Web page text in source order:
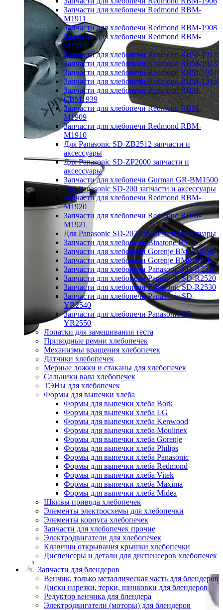
Запчасти для хлебопечи Redmond RBM-
M1911
Запчасти для хлебопечи Redmond RBM-1908
Запчасти для хлебопечи Redmond RBM-
M1919
Запчасти для хлебопечи Redmond RBM-1912
Запчасти для хлебопечи Redmond RBM-1913
Запчасти для хлебопечи Redmond RBM-1914
Запчасти для хлебопечи Redmond RBM-1915
Запчасти для хлебопечи Redmond RBM-
CBM1939
Запчасти для хлебопечи Redmond RBM-
M1909
Запчасти для хлебопечи Redmond RBM-
M1910
Для Panasonic SD-ZB2512 запчасти и
аксессуары
Для Panasonic SD-ZP2000 запчасти и
аксессуары
Запчасти для хлебопечи Gurman GR-BM1500
Для Panasonic SD-200 запчасти и аксессуары
Запчасти для хлебопечи Redmond RBM-
M1920
Запчасти для хлебопечи Redmond RBM-
M1921
Для Panasonic SD-207 запчасти и аксессуары
Запчасти для хлебопечи Binatone BM202
Запчасти для хлебопечи Gorenje BM1210BK
Запчасти для хлебопечи Gorenje BM910WII
Запчасти для хлебопечи Panasonic SD-B2510
Запчасти для хлебопечи Panasonic SD-R2520
Запчасти для хлебопечи Panasonic SD-R2530
Запчасти для хлебопечи Panasonic SD-
YR2540
Запчасти для хлебопечи Panasonic SD-
YR2550
Лопатки для замешивания теста
Приводные ремни хлебопечек
Механизмы вращения хлебопечек
Датчики хлебопечек
Мерные ложки и стаканы для хлебопечек
Сальники вала хлебопечек
ТЭНы для хлебопечек
Формы для выпечки хлеба
Формы для выпечки хлеба Bork
Формы для выпечки хлеба LG
Формы для выпечки хлеба Kenwood
Формы для выпечки хлеба Moulinex
Формы для выпечки хлеба Gorenje
Формы для выпечки хлеба Philips
Формы для выпечки хлеба Panasonic
Формы для выпечки хлеба Redmond
Формы для выпечки хлеба Vitek
Формы для выпечки хлеба Maxima
Формы для выпечки хлеба Midea
Шкивы привода хлебопечек
Элементы электросхемы для хлебопечки
Элементы корпуса хлебопечек
Запчасти для хлебопечек прочие
Электродвигатели для хлебопечек
Клавиши открывания крышки хлебопечки
Диспенсеры и детали для диспенсеров хлебопечек
Запчасти для блендеров
Венчик, только металлическая часть для блендеров
Диски нарезки, терки, шинковки для блендеров
Редуктор венчика для блендера
Электродвигатели (моторы) для блендеров